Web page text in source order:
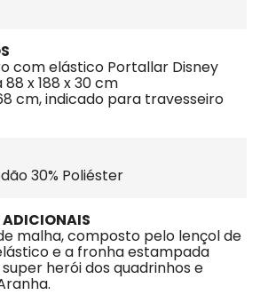
com elástico Portallar Disney
x 188 x 30 cm
cm, indicado para travesseiro
30% Poliéster
ADICIONAIS
malha, composto pelo lençol de
e a fronha estampada
herói dos quadrinhos e